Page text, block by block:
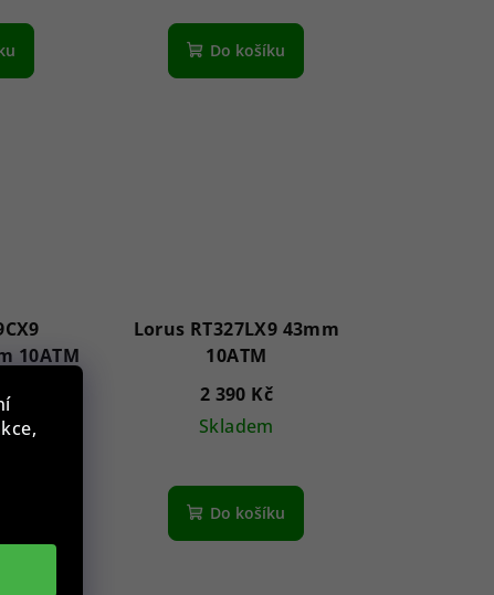
Do košíku
10ATM
Lorus RT327LX9 43mm
10ATM
2 390 Kč
Skladem
Do košíku